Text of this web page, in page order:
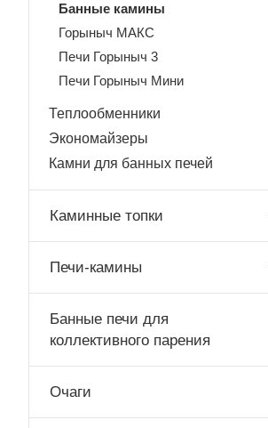
Банные камины
Горыныч МАКС
Печи Горыныч 3
Печи Горыныч Мини
Теплообменники
Экономайзеры
Камни для банных печей
Каминные топки
Печи-камины
Банные печи для
коллективного парения
Очаги